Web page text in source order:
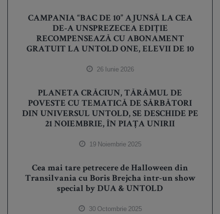
CAMPANIA “BAC DE 10” AJUNSĂ LA CEA
DE-A UNSPREZECEA EDIȚIE
RECOMPENSEAZĂ CU ABONAMENT
GRATUIT LA UNTOLD ONE, ELEVII DE 10
26 Iunie 2026
PLANETA CRĂCIUN, TĂRÂMUL DE
POVESTE CU TEMATICĂ DE SĂRBĂTORI
DIN UNIVERSUL UNTOLD, SE DESCHIDE PE
21 NOIEMBRIE, ÎN PIAȚA UNIRII
19 Noiembrie 2025
Cea mai tare petrecere de Halloween din
Transilvania cu Boris Brejcha într-un show
special by DUA & UNTOLD
30 Octombrie 2025